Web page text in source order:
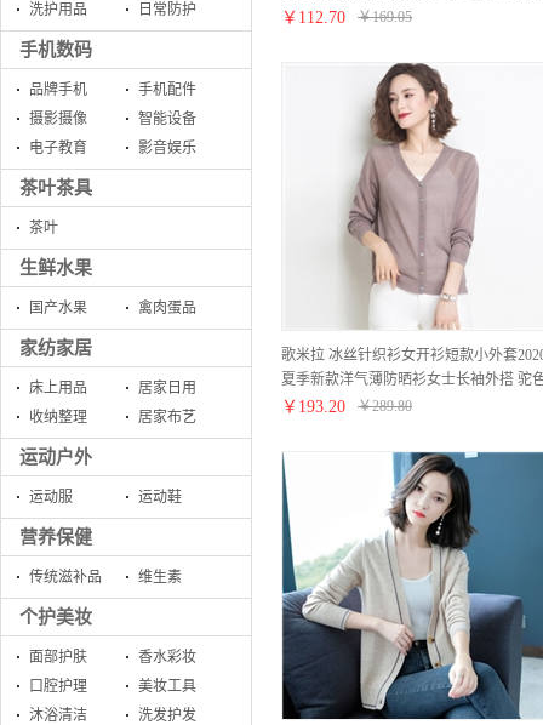
洗护用品 日常防护
手机数码
品牌手机
手机配件
摄影摄像
智能设备
电子教育
影音娱乐
茶叶茶具
茶叶
生鲜水果
国产水果 禽肉蛋品
家纺家居
床上用品
居家日用
收纳整理
居家布艺
运动户外
运动服 运动鞋
营养保健
传统滋补品 维生素
个护美妆
面部护肤
香水彩妆
口腔护理
美妆工具
沐浴清洁
洗发护发
衣披肩 白色 M
￥ 112.70 ￥169.05
歌米拉 冰丝针织衫女开衫短款小外套
夏季新款洋气薄防晒衫女士长袖外搭 驼
M
￥ 193.20 ￥289.80